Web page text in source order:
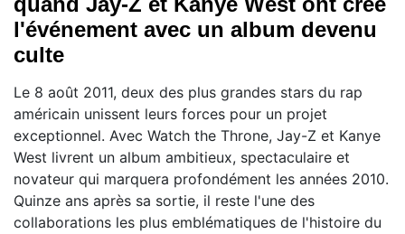
l'événement avec un album devenu
culte
Le 8 août 2011, deux des plus grandes stars du rap
américain unissent leurs forces pour un projet
exceptionnel. Avec Watch the Throne, Jay-Z et Kanye
West livrent un album ambitieux, spectaculaire et
novateur qui marquera profondément les années 2010.
Quinze ans après sa sortie, il reste l'une des
collaborations les plus emblématiques de l'histoire du